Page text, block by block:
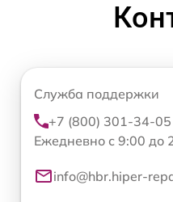
Служба поддержки
+7 (800) 301-34-05
Ежедневно с 9:00 до
info@hbr.hiper-